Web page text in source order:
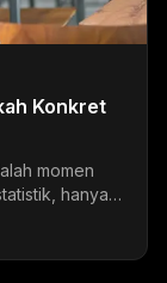
Konkret
momen
hanya